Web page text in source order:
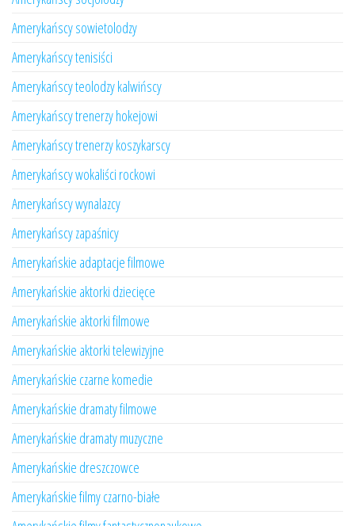
Amerykańscy sowietolodzy
Amerykańscy tenisiści
Amerykańscy teolodzy kalwińscy
Amerykańscy trenerzy hokejowi
Amerykańscy trenerzy koszykarscy
Amerykańscy wokaliści rockowi
Amerykańscy wynalazcy
Amerykańscy zapaśnicy
Amerykańskie adaptacje filmowe
Amerykańskie aktorki dziecięce
Amerykańskie aktorki filmowe
Amerykańskie aktorki telewizyjne
Amerykańskie czarne komedie
Amerykańskie dramaty filmowe
Amerykańskie dramaty muzyczne
Amerykańskie dreszczowce
Amerykańskie filmy czarno-białe